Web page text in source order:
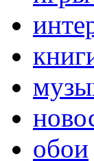
обои